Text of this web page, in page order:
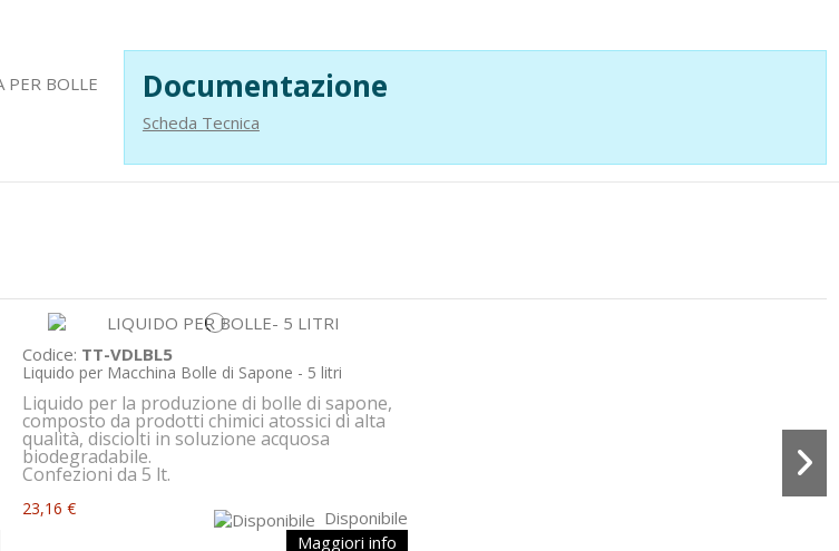
Documentazione
Scheda Tecnica
Codice: TT-VDLBL5
Liquido per Macchina Bolle di Sapone - 5 litri
Liquido per la produzione di bolle di sapone,
composto da prodotti chimici atossici di alta
qualità, disciolti in soluzione acquosa
biodegradabile.
Confezioni da 5 lt.
23,16 €
Disponibile
Maggiori info